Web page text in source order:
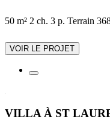
50 m² 2 ch. 3 p. Terrain
VOIR LE PROJET
VILLA À ST